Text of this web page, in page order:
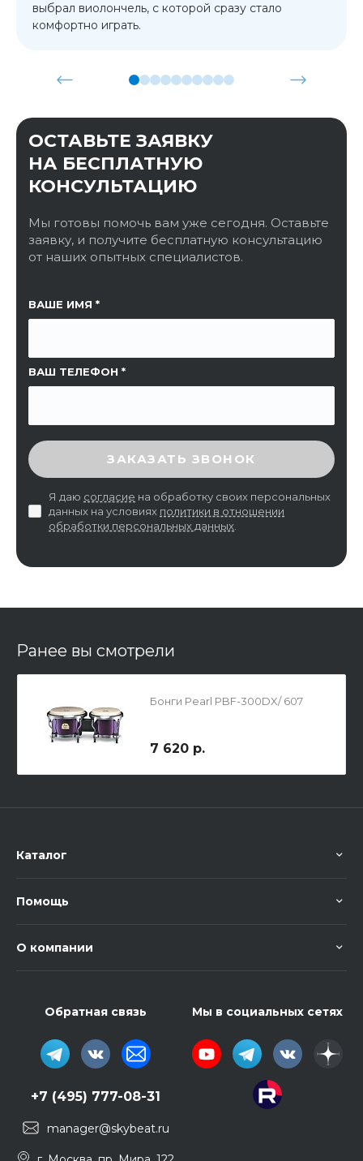
выбрал виолончель, с которой сразу стало
комфортно играть.
ОСТАВЬТЕ ЗАЯВКУ
НА БЕСПЛАТНУЮ
КОНСУЛЬТАЦИЮ
Мы готовы помочь вам уже сегодня. Оставьте
заявку, и получите бесплатную консультацию
от наших опытных специалистов.
ВАШЕ ИМЯ
ВАШ ТЕЛЕФОН
ССЫЛКА НА СТРАНИЦУ
ВВЕДИТЕ ПРОВЕРОЧНЫЙ КОД
ЗАКАЗАТЬ ЗВОНОК
Я даю согласие на обработку своих персональных
данных на условиях политики в отношении
обработки персональных данных
Ранее вы смотрели
Бонги Pearl PBF-300DX/ 607
7 620 р.
Каталог
Помощь
О компании
Обратная связь
+7 (495) 777-08-31
manager@skybeat.ru
Мы в социальных сетях